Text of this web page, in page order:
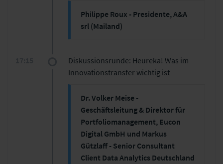
Philippe Roux - Presidente, A&A
srl (Mailand)
Low-Code BPM-Platform Bizagi: Ein
Erfahrungsbericht
Prozesssteuerung und
Differenzierung der Prozesse und
datenbasierte Triage
Möglichkeiten der Simulation und
Process Mining
Diskussionsrunde: Heureka! Was im
Innovationstransfer wichtig ist
Dr. Volker Meise -
Geschäftsleitung & Direktor für
Portfoliomanagement, Eucon
Digital GmbH und Markus
Gützlaff - Senior Consultant
Client Data Analytics Deutschland